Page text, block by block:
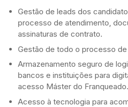
Gestão de leads dos
processo de atendimento,
assinaturas de contrato.
Gestão de todo o processo de
Armazenamento seguro de
bancos e instituições para
acesso Máster do Franqueado.
Acesso à tecnologia para